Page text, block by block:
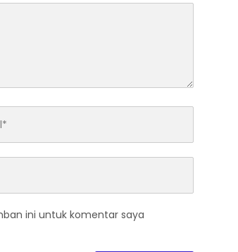
ini untuk komentar saya